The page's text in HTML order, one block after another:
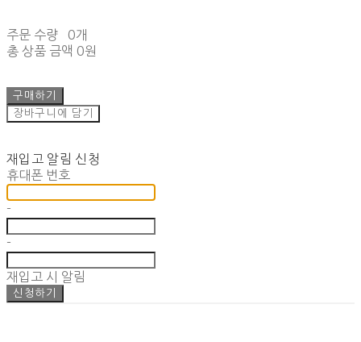
주문 수량
0개
총 상품 금액 0원
구매하기
장바구니에 담기
재입고 알림 신청
휴대폰 번호
-
-
재입고 시 알림
신청하기